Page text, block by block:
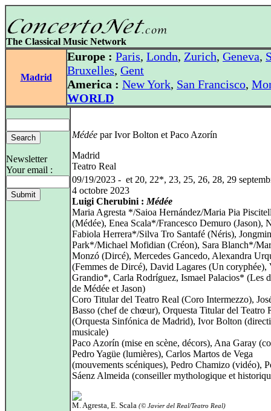
The Classical Music Network
Madrid
Europe : Paris, Londn, Zurich, Geneva,
Bruxelles, Gent
America : New York, San Francisco,
WORLD
Newsletter
Your email :
Médée par Ivor Bolton et Paco Azorín
Madrid
Teatro Real
09/19/2023 - et 20, 22*, 23, 25, 26, 28, 29
4 octobre 2023
Luigi Cherubini : Médée
Maria Agresta */Saioa Hernández/Maria Pia
(Médée), Enea Scala*/Francesco Demuro (Jason),
Fabiola Herrera*/Silva Tro Santafé (Néris), Jongmin
Park*/Michael Mofidian (Créon), Sara Blanch*/
Monzó (Dircé), Mercedes Gancedo, Alexandra
(Femmes de Dircé), David Lagares (Un coryphée),
Grandio*, Carla Rodríguez, Ismael Palacios* (Les
de Médée et Jason)
Coro Titular del Teatro Real (Coro Intermezzo),
Basso (chef de chœur), Orquesta Titular del Teatro
(Orquesta Sinfónica de Madrid), Ivor Bolton
musicale)
Paco Azorín (mise en scène, décors), Ana Garay
Pedro Yagüe (lumières), Carlos Martos de Vega
(mouvements scéniques), Pedro Chamizo (vidéo),
Sáenz Almeida (conseiller mythologique et
M. Agresta, E. Scala (© Javier del Real/Teatro Real)